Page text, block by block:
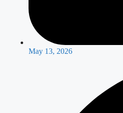
May 13, 2026